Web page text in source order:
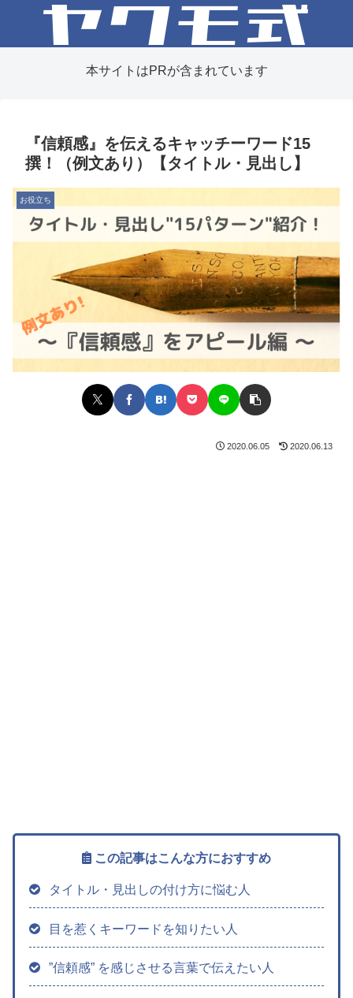
本サイトはPRが含まれています
『信頼感』を伝えるキャッチーワード15
撰！（例文あり）【タイトル・見出し】
お役立ち
2020.06.05 2020.06.13
この記事はこんな方におすすめ
タイトル・見出しの付け方に悩む人
目を惹くキーワードを知りたい人
”信頼感” を感じさせる言葉で伝えたい人